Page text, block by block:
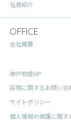
社員紹介
OFFICE
会社概要
神戸物産HP
採用に関するお問い合
サイトポリシー
個人情報の保護に関す